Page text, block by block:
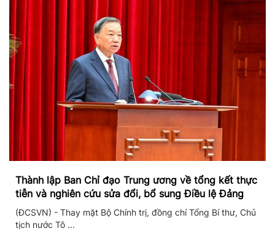
Thành lập Ban Chỉ đạo Trung ương về tổng kết thực
tiễn và nghiên cứu sửa đổi, bổ sung Điều lệ Đảng
(ĐCSVN) - Thay mặt Bộ Chính trị, đồng chí Tổng Bí thư, Chủ
tịch nước Tô ...